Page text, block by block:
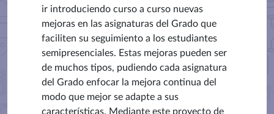
ir introduciendo curso a curso nuevas
mejoras en las asignaturas del Grado que
faciliten su seguimiento a los estudiantes
semipresenciales. Estas mejoras pueden ser
de muchos tipos, pudiendo cada asignatura
del Grado enfocar la mejora continua del
modo que mejor se adapte a sus
características. Mediante este proyecto de